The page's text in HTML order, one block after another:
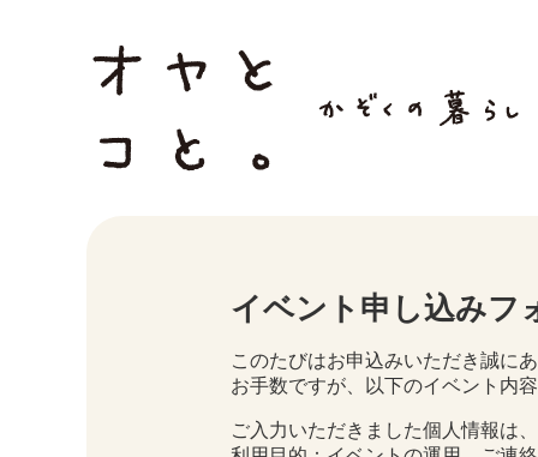
イベント申し込みフ
このたびはお申込みいただき誠に
お手数ですが、以下のイベント内
ご入力いただきました個人情報は